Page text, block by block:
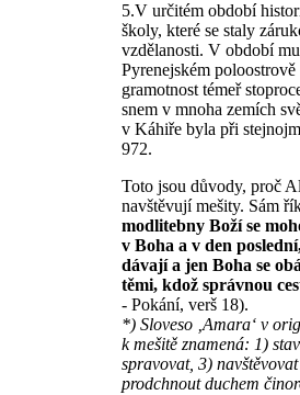
5.V určitém období
školy, které se staly
vzdělanosti. V období
Pyrenejském
gramotnost témeř
snem v mnoha zemích
v Káhiře byla při
972.
Toto jsou důvody, proč
navštěvují mešity. Sám
modlitebny Boží se
v Boha a v den
dávají a jen Boha se
těmi, kdož správnou
- Pokání, verš 18).
*) Sloveso ‚Amara‘ v
k mešitě znamená: 1)
spravovat, 3)
prodchnout duchem